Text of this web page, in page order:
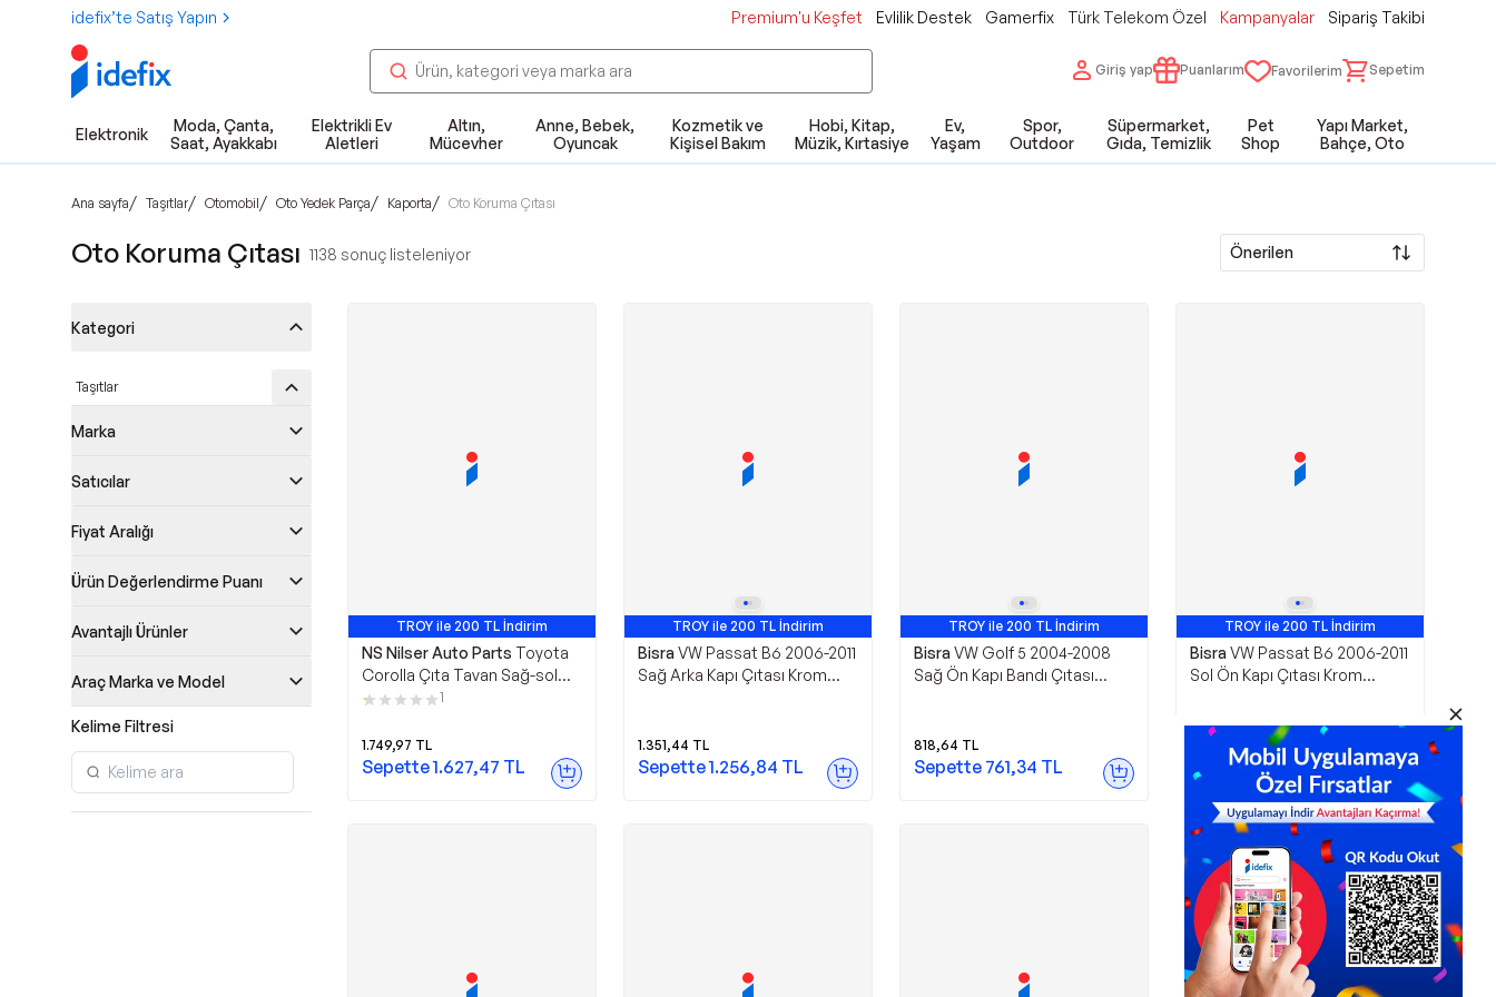
idefix’te Satış Yapın Premium'u Keşfet Evlilik Destek Gamerfix Türk Telekom Özel Kampanyalar Sipariş Takibi
Giriş yap Puanlarım Favorilerim Sepetim
Elektronik
Moda, Çanta,
Saat, Ayakkabı
Elektrikli Ev
Aletleri
Altın,
Mücevher
Anne, Bebek,
Oyuncak
Kozmetik ve
Kişisel Bakım
Hobi, Kitap,
Müzik, Kırtasiye
Ev,
Yaşam
Spor,
Outdoor
Süpermarket,
Gıda, Temizlik
Pet
Shop
Yapı Market,
Bahçe, Oto
Ana sayfa/ Taşıtlar/ Otomobil/ Oto Yedek Parça/ Kaporta/ Oto Koruma Çıtası
Oto Koruma Çıtası 1138 sonuç listeleniyor Önerilen
Kategori
Taşıtlar
Marka
Satıcılar
Fiyat Aralığı
Ürün Değerlendirme Puanı
Avantajlı Ürünler
Araç Marka ve Model
Kelime Filtresi
TROY ile 200 TL İndirim
NS Nilser Auto Parts Toyota
Corolla Çıta Tavan Sağ-sol
Takım 2014-2019
1
1.749,97 TL
Sepette1.627,47 TL
TROY ile 200 TL İndirim
BisraVW Passat B6 2006-2011
Sağ Arka Kapı Çıtası Krom
1.351,44 TL
Sepette1.256,84 TL
TROY ile 200 TL İndirim
BisraVW Golf 5 2004-2008
Sağ Ön Kapı Bandı Çıtası
818,64 TL
Sepette 761,34 TL
TROY ile 200 TL İndirim
BisraVW Passat B6 2006-2011
Sol Ön Kapı Çıtası Krom
1.063,44TL
Sepette989,00TL